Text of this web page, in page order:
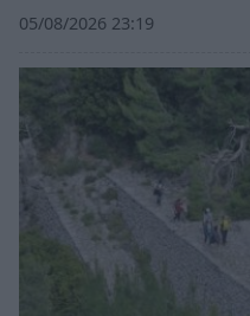
05/08/2026 23:19